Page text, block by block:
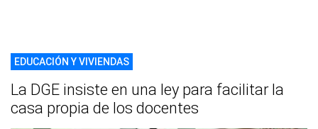
EDUCACIÓN Y VIVIENDAS
La DGE insiste en una ley para facilitar la
casa propia de los docentes